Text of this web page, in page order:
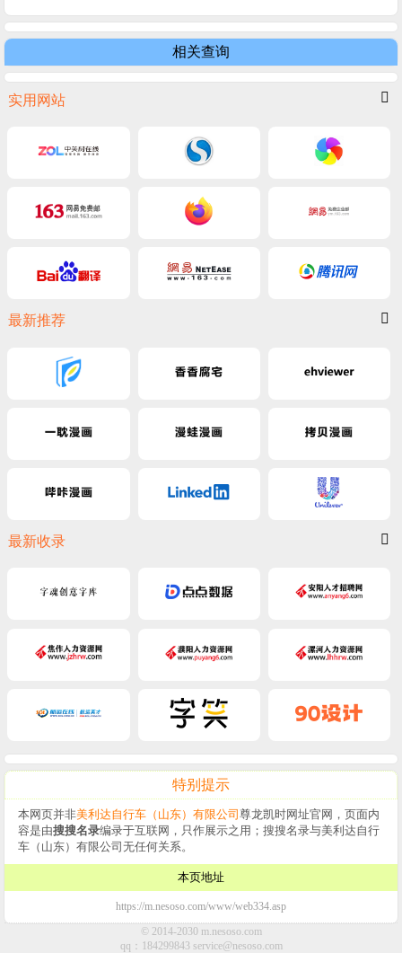
相关查询
实用网站
最新推荐
最新收录
特别提示
本网页并非美利达自行车（山东）有限公司 尊龙凯时网址官网，页面内
容是由搜搜名录编录于互联网，只作展示之用；搜搜名录与美利达自行
车（山东）有限公司无任何关系。
本页地址
https://m.nesoso.com/www/web334.asp
© 2014-2030 m.nesoso.com
qq：184299843 service@nesoso.com